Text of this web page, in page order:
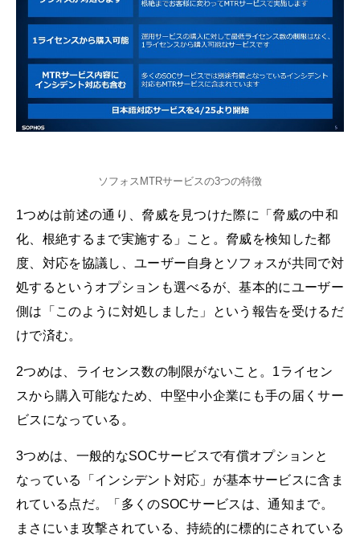
ソフォスMTRサービスの3つの特徴
1つめは前述の通り、脅威を見つけた際に「脅威の中和
化、根絶するまで実施する」こと。脅威を検知した都
度、対応を協議し、ユーザー自身とソフォスが共同で対
処するというオプションも選べるが、基本的にユーザー
側は「このように対処しました」という報告を受けるだ
けで済む。
2つめは、ライセンス数の制限がないこと。1ライセン
スから購入可能なため、中堅中小企業にも手の届くサー
ビスになっている。
3つめは、一般的なSOCサービスで有償オプションと
なっている「インシデント対応」が基本サービスに含ま
れている点だ。「多くのSOCサービスは、通知まで。
まさにいま攻撃されている、持続的に標的にされている